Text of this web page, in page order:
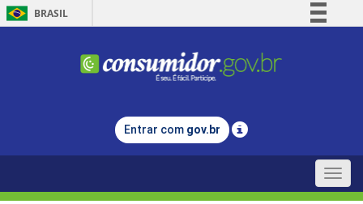
BRASIL
Comunica BR
Legislação
Entrar com gov.br
Toggle